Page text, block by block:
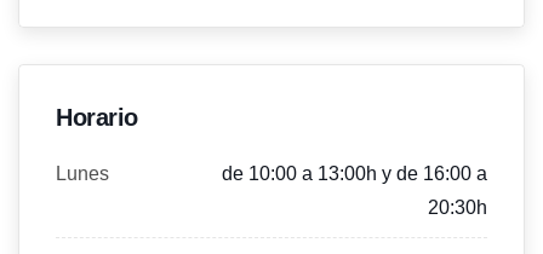
Horario
Lunes
de 10:00 a 13:00h y de 16:00 a
20:30h